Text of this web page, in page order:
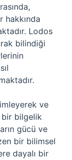
Lodos
bilindiği
ve
bir bilgelik
gücü ve
bir bilimsel
dayalı bir